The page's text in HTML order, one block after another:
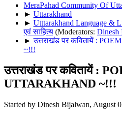
MeraPahad Community Of
► Uttarakhand
► Utttarakhand Language &
एवं साहित्य (Moderators: Dinesh
►उत्तराखंड पर कवितायें :
~!!!
उत्तराखंड पर कवितायें :
UTTARAKHAND ~!!!
Started by Dinesh Bijalwan, August